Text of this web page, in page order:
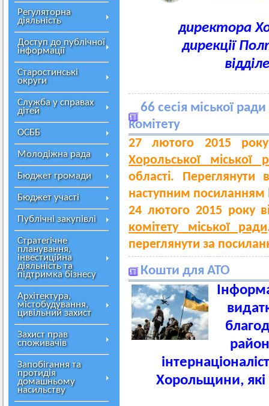
Регуляторна
діяльність
Доступ до публічної
інформації
Старостинські
округи
Служба у справах
дітей
ОСББ
Молодіжна рада
Бюджет громади
Бюджет участі
Публічні закупівлі
Стратегічне
планування,
інвестиційна
діяльність та
підтримка бізнесу
Архітектура,
містобудування,
цивільний захист
Захист прав
споживачів
Запобігання та
протидія
домашньому
насильству
директора
дирекції
66 сесія міської
комітету
27 лютого 2015
Хорольської міської
області. Переглянути
наступним посиланням
24 лютого 2015 року
комітету міської ради
переглянути за
Кошти для АТО
Хорольщини,